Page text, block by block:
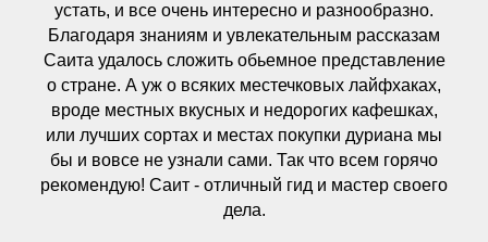
устать, и все очень интересно и разнообразно.
Благодаря знаниям и увлекательным рассказам
Саита удалось сложить обьемное представление
о стране. А уж о всяких местечковых лайфхаках,
вроде местных вкусных и недорогих кафешках,
или лучших сортах и местах покупки дуриана мы
бы и вовсе не узнали сами. Так что всем горячо
рекомендую! Саит - отличный гид и мастер своего
дела.